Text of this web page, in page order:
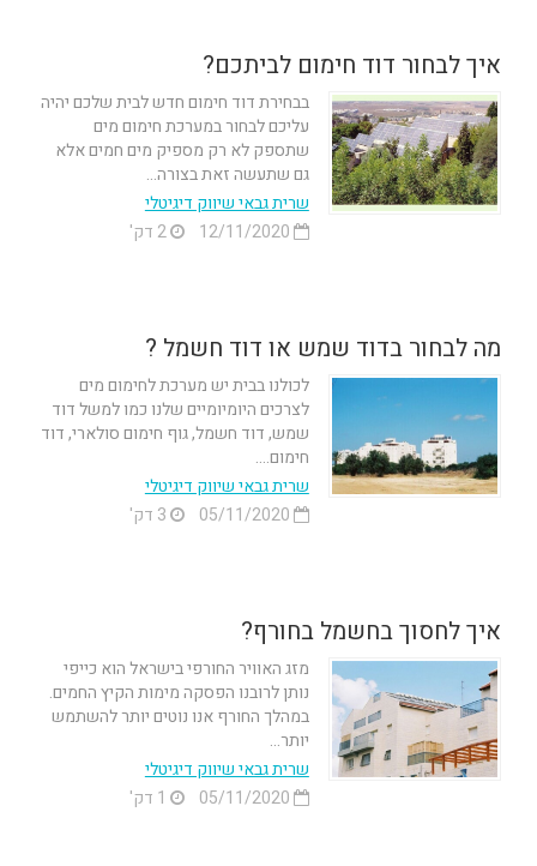
איך לבחור דוד חימום לביתכם?
בבחירת דוד חימום חדש לבית שלכם יהיה
עליכם לבחור במערכת חימום מים
שתספק לא רק מספיק מים חמים אלא
גם שתעשה זאת בצורה...
שרית גבאי שיווק דיגיטלי
2 דק'
מה לבחור בדוד שמש או דוד חשמל ?
לכולנו בבית יש מערכת לחימום מים
לצרכים היומיומיים שלנו כמו למשל דוד
שמש, דוד חשמל, גוף חימום סולארי, דוד
חימום....
שרית גבאי שיווק דיגיטלי
איך לחסוך בחשמל בחורף?
מזג האוויר החורפי בישראל הוא כייפי
נותן לרובנו הפסקה מימות הקיץ החמים.
במהלך החורף אנו נוטים יותר להשתמש
יותר...
שרית גבאי שיווק דיגיטלי